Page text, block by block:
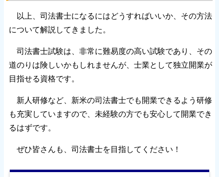
以上、司法書士になるにはどうすればいいか、その方法
について解説してきました。
司法書士試験は、非常に難易度の高い試験であり、その
道のりは険しいかもしれませんが、士業として独立開業が
目指せる資格です。
新人研修など、新米の司法書士でも開業できるよう研修
も充実していますので、未経験の方でも安心して開業でき
るはずです。
ぜひ皆さんも、司法書士を目指してください！